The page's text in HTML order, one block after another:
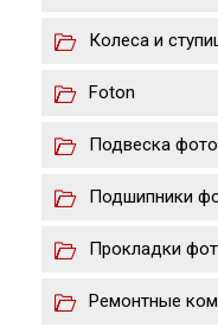
Колеса и
Foton
Подвеска
Подшипники
Прокладки
Ремонтные